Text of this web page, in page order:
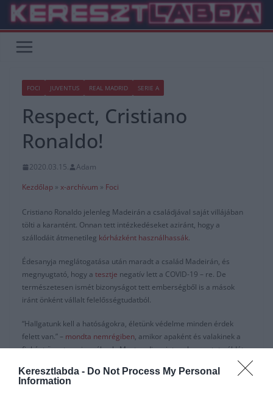
Keresztlabda - Do Not Process My Personal
Information
Skip
content
FOCI JUVENTUS REAL MADRID SERIE A
Respect, Cristiano
Ronaldo!
2020.03.15.
Adam
Kezdőlap » x-archívum » Foci
Cristiano Ronaldo jelenleg Madeirán a családjával saját villájában
tölti a karantént. Onnan tett intézkedéseket aziránt, hogy a
szállodáit átmenetileg kórházként használhassák.
Édesanyja meglátogatása után maradt a család Madeirán, és
megnyugtató, hogy a tesztje negatív lett a COVID-19 – re. De
természetesen ismét bizonyságot tett emberségből is a mások
iránt önként vállalt felelősségtudatból.
“Hallgatunk kell a hatóságokra, életünk védelme minden érdek
felett van.” – mondta nemrégiben, amikor apaként és valakinek a
fiaként üzent a rajongóknak. Most pedig mint ember mutat példát
koronavírus járvány idején Portugáliában.